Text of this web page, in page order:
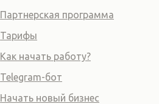
Партнерская программа
Тарифы
Как начать работу?
Telegram-бот
Начать новый бизнес